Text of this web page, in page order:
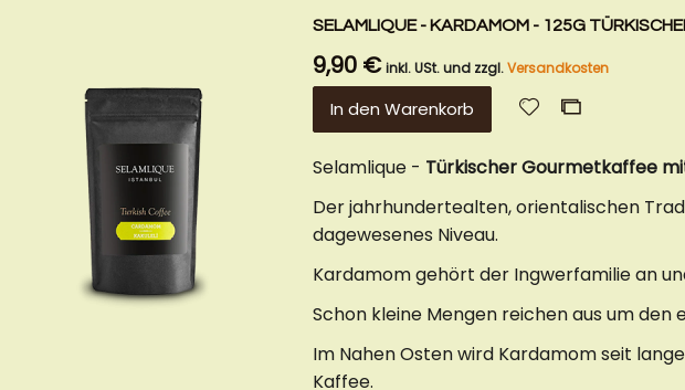
SELAMLIQUE - KARDAMOM - 125G
9,90 € inkl. USt. und zzgl.Versandkosten
In den Warenkorb
Zur
Zur
Selamlique - Türkischer Gourmetkaffee
Der jahrhundertealten, orientalischen
dagewesenes Niveau.
Kardamom gehört der Ingwerfamilie an
Schon kleine Mengen reichen aus um
Im Nahen Osten wird Kardamom seit
Kaffee.